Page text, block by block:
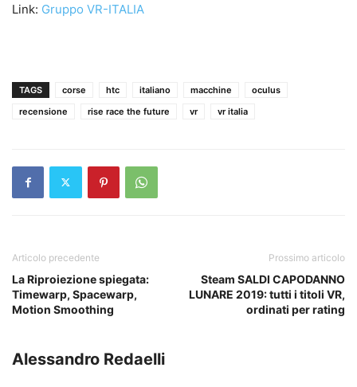
Link: Gruppo VR-ITALIA
TAGS corse htc italiano macchine
oculus
recensione
rise race the future vr vr italia
Articolo precedente
La Riproiezione spiegata:
Timewarp, Spacewarp,
Motion Smoothing
Prossimo articolo
Steam SALDI CAPODANNO
LUNARE 2019: tutti i titoli VR,
ordinati per rating
Alessandro Redaelli